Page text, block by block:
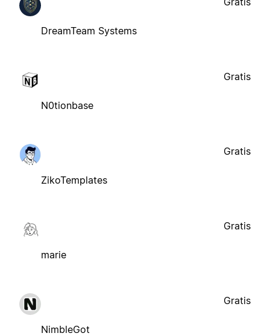
DreamTeam Systems
N0tionbase
Gratis
ZikoTemplates
Gratis
marie
Gratis
NimbleGot
Gratis